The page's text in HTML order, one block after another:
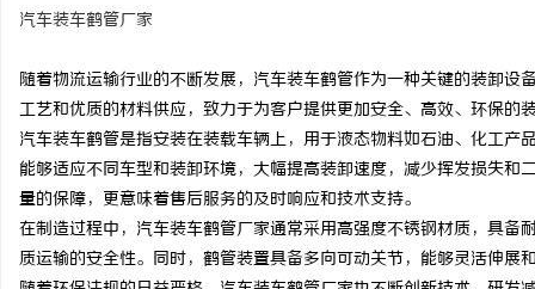
汽车装车鹤管厂家
随着物流运输行业的不断发展，汽车装车鹤管作为一种关键的装卸
工艺和优质的材料供应，致力于为客户提供更加安全、高效、环保的
汽车装车鹤管是指安装在装载车辆上，用于液态物料如石油、化工
能够适应不同车型和装卸环境，大幅提高装卸速度，减少挥发损失
量的保障，更意味着售后服务的及时响应和技术支持。
在制造过程中，汽车装车鹤管厂家通常采用高强度不锈钢材质，具
质运输的安全性。同时，鹤管装置具备多向可动关节，能够灵活伸展